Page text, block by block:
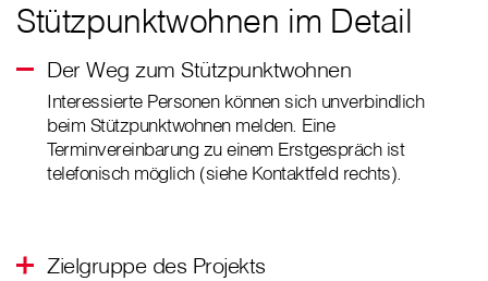
Stützpunktwohnen im Detail
Der Weg zum Stützpunktwohnen
Interessierte Personen können sich unverbindlich
beim Stützpunktwohnen melden. Eine
Terminvereinbarung zu einem Erstgespräch ist
telefonisch möglich (siehe Kontaktfeld rechts).
Zielgruppe des Projekts